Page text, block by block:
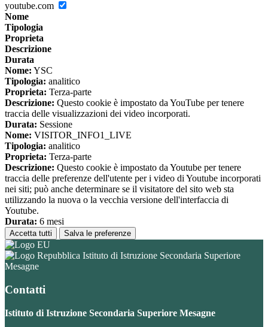
youtube.com
Nome
Tipologia
Proprieta
Descrizione
Durata
Nome: YSC
Tipologia: analitico
Proprieta: Terza-parte
Descrizione: Questo cookie è impostato da YouTube per tenere
traccia delle visualizzazioni dei video incorporati.
Durata: Sessione
Nome: VISITOR_INFO1_LIVE
Tipologia: analitico
Proprieta: Terza-parte
Descrizione: Questo cookie è impostato da Youtube per tenere
traccia delle preferenze dell'utente per i video di Youtube incorporati
nei siti; può anche determinare se il visitatore del sito web sta
utilizzando la nuova o la vecchia versione dell'interfaccia di
Youtube.
Durata: 6 mesi
Accetta tutti Salva le preferenze
Istituto di Istruzione Secondaria Superiore
Mesagne
Contatti
Istituto di Istruzione Secondaria Superiore Mesagne